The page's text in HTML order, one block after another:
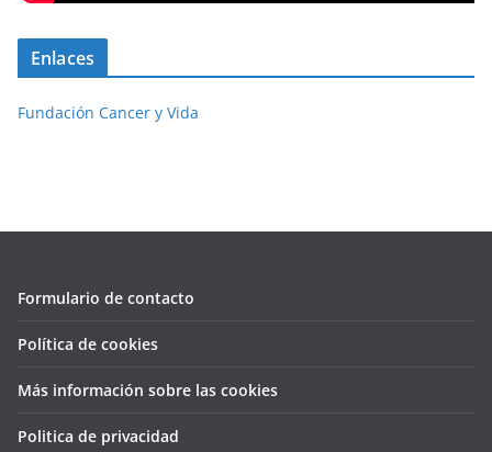
Enlaces
Fundación Cancer y Vida
Formulario de contacto
Política de cookies
Más información sobre las cookies
Politica de privacidad